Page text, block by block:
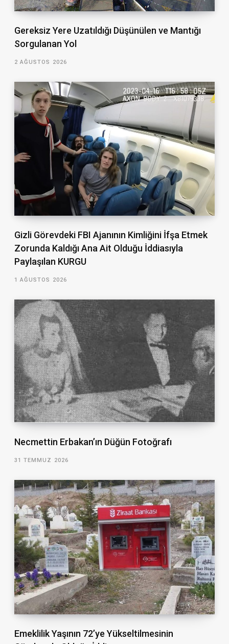
Gereksiz Yere Uzatıldığı Düşünülen ve Mantığı
Sorgulanan Yol
2 AĞUSTOS 2026
Gizli Görevdeki FBI Ajanının Kimliğini İfşa Etmek
Zorunda Kaldığı Ana Ait Olduğu İddiasıyla
Paylaşılan KURGU
1 AĞUSTOS 2026
Necmettin Erbakan’ın Düğün Fotoğrafı
31 TEMMUZ 2026
Emeklilik Yaşının 72’ye Yükseltilmesinin